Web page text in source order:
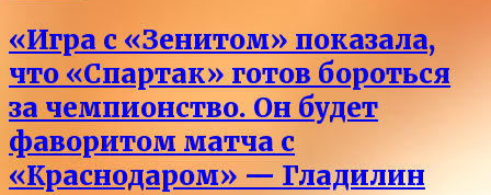
«Игра с «Зенитом» показала,
что «Спартак» готов бороться
за чемпионство. Он будет
фаворитом матча с
«Краснодаром» — Гладилин